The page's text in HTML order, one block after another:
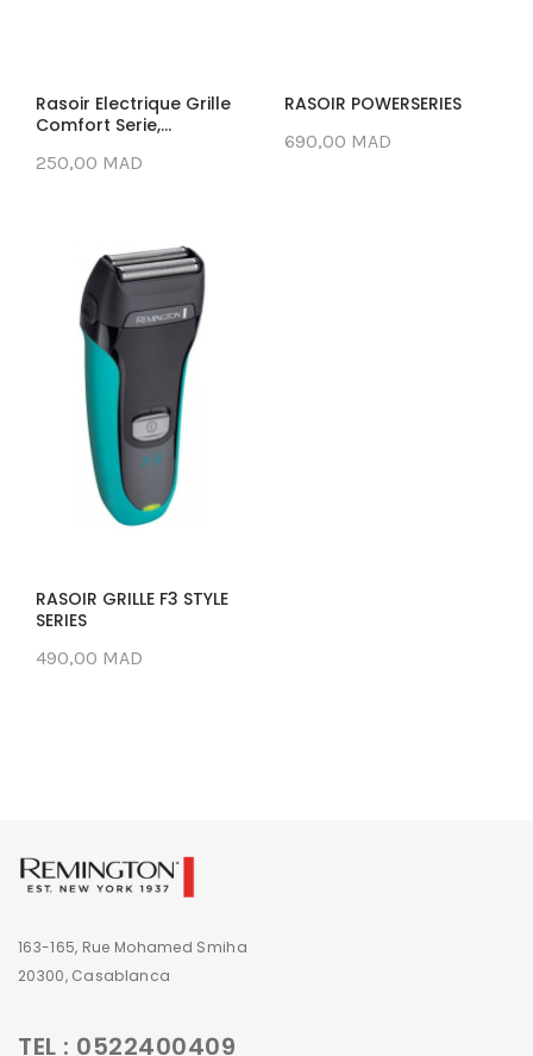
Rasoir Electrique Grille
Comfort Serie,...
250,00 MAD
RASOIR POWERSERIES
690,00 MAD
RASOIR GRILLE F3 STYLE
SERIES
490,00 MAD
163-165, Rue Mohamed Smiha
20300, Casablanca
TEL : 0522400409